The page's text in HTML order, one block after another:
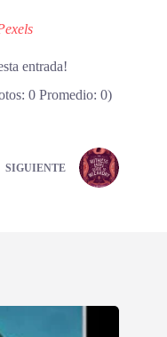
entrada!
0Promedio: 0)
SIGUIENTE